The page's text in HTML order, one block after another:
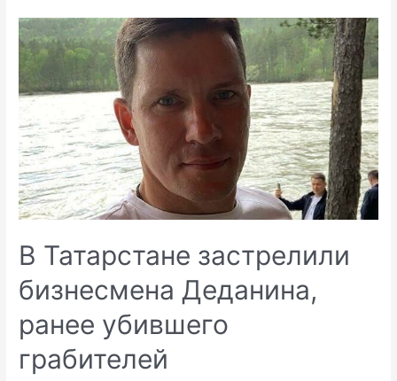
В Татарстане застрелили
бизнесмена Деданина,
ранее убившего
грабителей